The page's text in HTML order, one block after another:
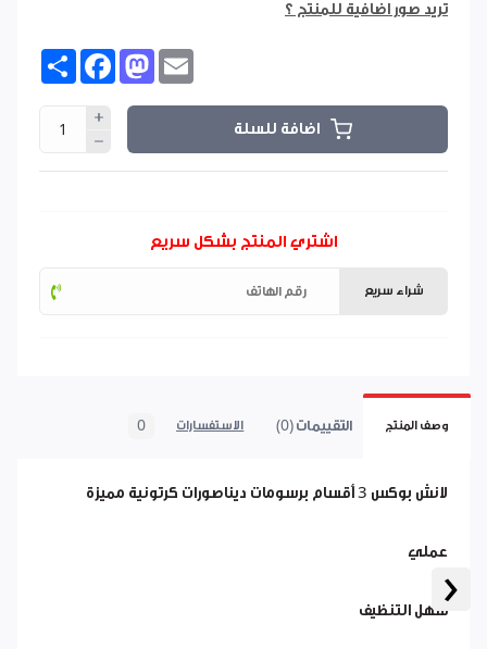
‹
تريد صور اضافية للمنتج ؟
Share FacebookMastodon
اضافة للسلة
اشتري المنتج بشكل سريع
شراء سريع
وصف المنتج التقييمات (0) الاستفسارات 0
لانش بوكس 3 أقسام برسومات ديناصورات كرتونية مميزة
عملي
سهل التنظيف